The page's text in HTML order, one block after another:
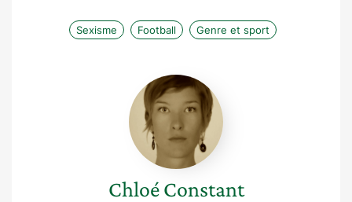
Sexisme Football Genre et sport
Chloé
Constant
Chloé Constant